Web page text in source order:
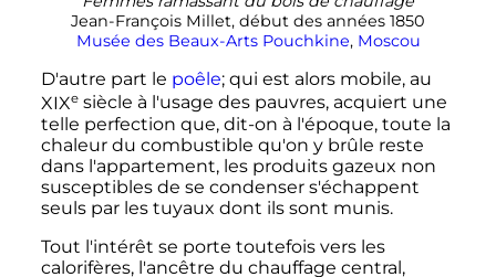
Jean-François Millet, début des années 1850
Musée des Beaux-Arts Pouchkine, Moscou
D'autre part le poêle; qui est alors mobile, au
XIXe siècle à l'usage des pauvres, acquiert une
telle perfection que, dit-on à l'époque, toute la
chaleur du combustible qu'on y brûle reste
dans l'appartement, les produits gazeux non
susceptibles de se condenser s'échappent
seuls par les tuyaux dont ils sont munis.
Tout l'intérêt se porte toutefois vers les
calorifères, l'ancêtre du chauffage central,